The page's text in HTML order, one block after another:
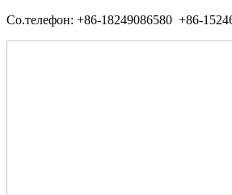
Со.телефон: +86-18249086580 +86-